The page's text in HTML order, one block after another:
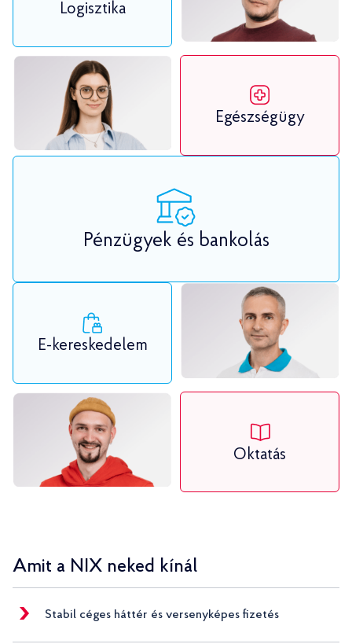
Logisztika
Egészségügy
E-kereskedelem
Oktatás
Pénzügyek és bankolás
Amit a NIX neked kínál
Stabil céges háttér és versenyképes fizetés